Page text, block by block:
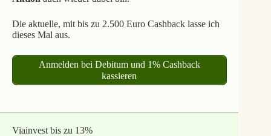
Die aktuelle, mit bis zu 2.500 Euro Cashback lasse ich
dieses Mal aus.
Anmelden bei Debitum und 1% Cashback
kassieren
Viainvest bis zu 13%